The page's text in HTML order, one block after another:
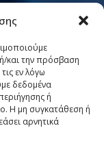
και την πρόσβαση
εν λόγω
δεδομένα
ή
Η μη συγκατάθεση ή
αρνητικά